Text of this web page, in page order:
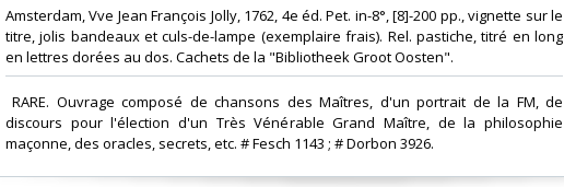
‎Amsterdam, Vve Jean François Jolly, 1762, 4e éd. Pet. in-8°, [8]-200 pp., vignette sur le
titre, jolis bandeaux et culs-de-lampe (exemplaire frais). Rel. pastiche, titré en long
en lettres dorées au dos. Cachets de la "Bibliotheek Groot Oosten".‎
‎ RARE. Ouvrage composé de chansons des Maîtres, d'un portrait de la FM, de
discours pour l'élection d'un Très Vénérable Grand Maître, de la philosophie
maçonne, des oracles, secrets, etc. # Fesch 1143 ; # Dorbon 3926.‎